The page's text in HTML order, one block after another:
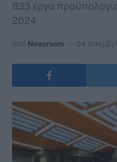
833 έργα
2024
Από Newsroom 24